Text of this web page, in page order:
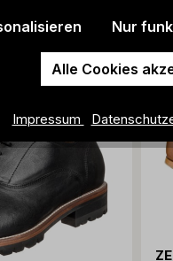
Nur
Alle Cookies
Impressum